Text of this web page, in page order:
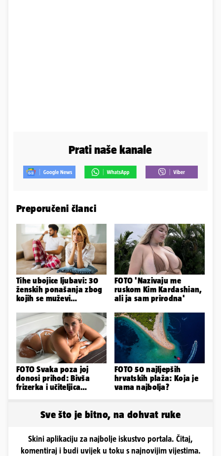
Prati naše kanale
Preporučeni članci
Tihe ubojice ljubavi: 30
ženskih ponašanja zbog
kojih se muževi
FOTO 'Nazivaju me
ruskom Kim Kardashian,
ali ja sam prirodna'
FOTO Svaka poza joj
donosi prihod: Bivša
frizerka i učiteljica
FOTO 50 najljepših
hrvatskih plaža: Koja je
vama najbolja?
Sve što je bitno, na dohvat ruke
Skini aplikaciju za najbolje iskustvo portala. Čitaj,
komentiraj i budi uvijek u toku s najnovijim vijestima.